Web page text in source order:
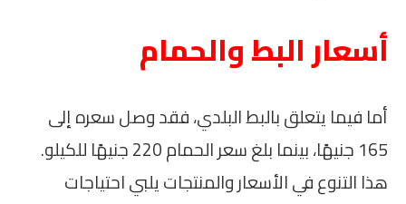
أسعار البط والحمام
أما فيما يتعلق بالبط البلدي، فقد وصل سعره إلى
165 جنيهًا، بينما بلغ سعر الحمام 220 جنيهًا للكيلو.
هذا التنوع في الأسعار والمنتجات يلبي احتياجات